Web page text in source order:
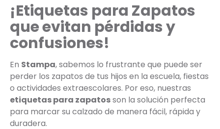
¡Etiquetas para Zapatos
que evitan pérdidas y
confusiones!
En Stampa, sabemos lo frustrante que puede ser
perder los zapatos de tus hijos en la escuela, fiestas
o actividades extraescolares. Por eso, nuestras
etiquetas para zapatosson la solución perfecta
para marcar su calzado de manera fácil, rápida y
duradera.